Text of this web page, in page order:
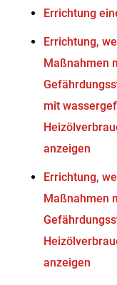
Errichtung
Errichtung,
Maßnahmen
mit
anzeigen
Errichtung,
Maßnahmen
anzeigen